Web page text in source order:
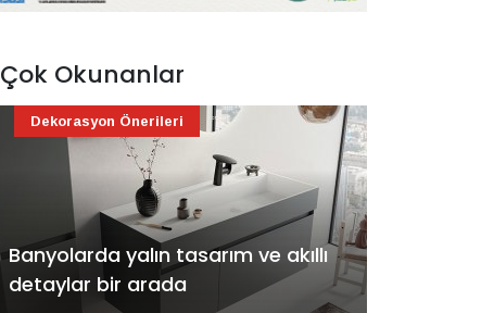
Çok Okunanlar
Banyolarda yalın tasarım ve akıllı
detaylar bir arada
Dekorasyon Önerileri